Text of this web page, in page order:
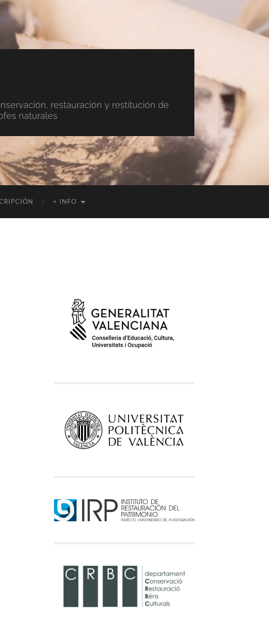
restauración y restitución de
naturales
+ INFO